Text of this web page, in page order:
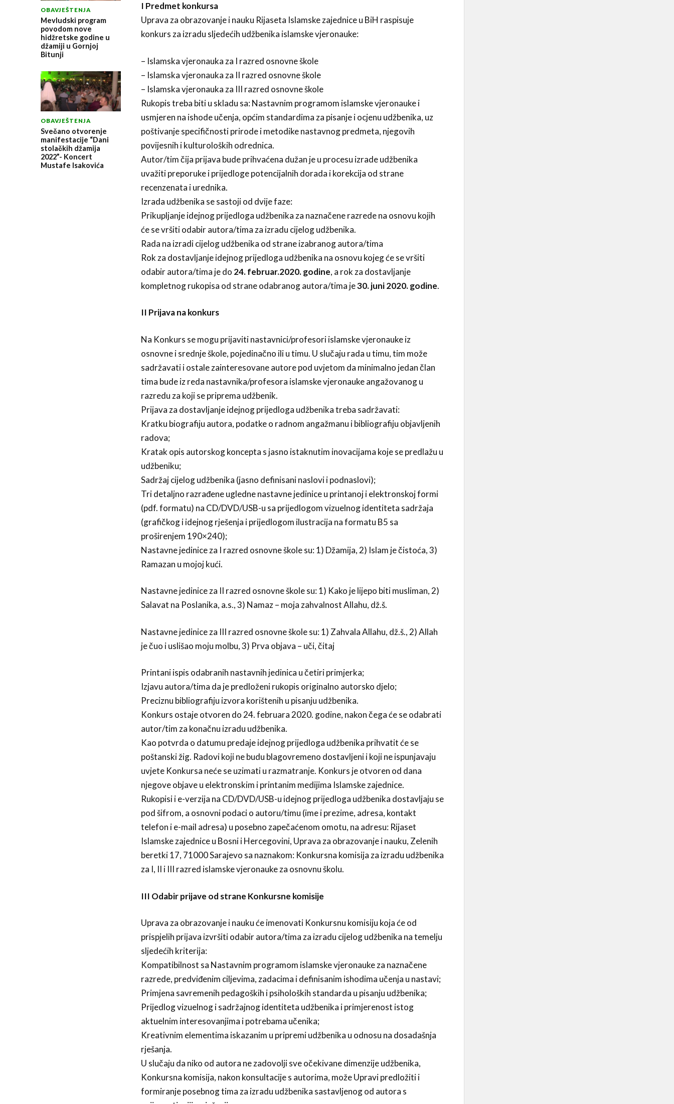
OBAVJEŠTENJA
Mevludski program
povodom nove
hidžretske godine u
džamiji u Gornjoj
Bitunji
OBAVJEŠTENJA
Svečano otvorenje
manifestacije “Dani
stolačkih džamija
2022”- Koncert
Mustafe Isakovića
I Predmet konkursa
Uprava za obrazovanje i nauku Rijaseta Islamske zajednice u BiH raspisuje
konkurs za izradu sljedećih udžbenika islamske vjeronauke:
– Islamska vjeronauka za I razred osnovne škole
– Islamska vjeronauka za II razred osnovne škole
– Islamska vjeronauka za III razred osnovne škole
Rukopis treba biti u skladu sa: Nastavnim programom islamske vjeronauke i
usmjeren na ishode učenja, općim standardima za pisanje i ocjenu udžbenika, uz
poštivanje specifičnosti prirode i metodike nastavnog predmeta, njegovih
povijesnih i kulturoloških odrednica.
Autor/tim čija prijava bude prihvaćena dužan je u procesu izrade udžbenika
uvažiti preporuke i prijedloge potencijalnih dorada i korekcija od strane
recenzenata i urednika.
Izrada udžbenika se sastoji od dvije faze:
Prikupljanje idejnog prijedloga udžbenika za naznačene razrede na osnovu kojih
će se vršiti odabir autora/tima za izradu cijelog udžbenika.
Rada na izradi cijelog udžbenika od strane izabranog autora/tima
Rok za dostavljanje idejnog prijedloga udžbenika na osnovu kojeg će se vršiti
odabir autora/tima je do 24. februar.2020. godine, a rok za dostavljanje
kompletnog rukopisa od strane odabranog autora/tima je30. juni 2020. godine.
II Prijava na konkurs
Na Konkurs se mogu prijaviti nastavnici/profesori islamske vjeronauke iz
osnovne i srednje škole, pojedinačno ili u timu. U slučaju rada u timu, tim može
sadržavati i ostale zainteresovane autore pod uvjetom da minimalno jedan član
tima bude iz reda nastavnika/profesora islamske vjeronauke angažovanog u
razredu za koji se priprema udžbenik.
Prijava za dostavljanje idejnog prijedloga udžbenika treba sadržavati:
Kratku biografiju autora, podatke o radnom angažmanu i bibliografiju objavljenih
radova;
Kratak opis autorskog koncepta s jasno istaknutim inovacijama koje se predlažu u
udžbeniku;
Sadržaj cijelog udžbenika (jasno definisani naslovi i podnaslovi);
Tri detaljno razrađene ugledne nastavne jedinice u printanoj i elektronskoj formi
(pdf. formatu) na CD/DVD/USB-u sa prijedlogom vizuelnog identiteta sadržaja
(grafičkog i idejnog rješenja i prijedlogom ilustracija na formatu B5 sa
proširenjem 190×240);
Nastavne jedinice za I razred osnovne škole su: 1) Džamija, 2) Islam je čistoća, 3)
Ramazan u mojoj kući.
Nastavne jedinice za II razred osnovne škole su: 1) Kako je lijepo biti musliman, 2)
Salavat na Poslanika, a.s., 3) Namaz – moja zahvalnost Allahu, dž.š.
Nastavne jedinice za III razred osnovne škole su: 1) Zahvala Allahu, dž.š., 2) Allah
je čuo i uslišao moju molbu, 3) Prva objava – uči, čitaj
Printani ispis odabranih nastavnih jedinica u četiri primjerka;
Izjavu autora/tima da je predloženi rukopis originalno autorsko djelo;
Preciznu bibliografiju izvora korištenih u pisanju udžbenika.
Konkurs ostaje otvoren do 24. februara 2020. godine, nakon čega će se odabrati
autor/tim za konačnu izradu udžbenika.
Kao potvrda o datumu predaje idejnog prijedloga udžbenika prihvatit će se
poštanski žig. Radovi koji ne budu blagovremeno dostavljeni i koji ne ispunjavaju
uvjete Konkursa neće se uzimati u razmatranje. Konkurs je otvoren od dana
njegove objave u elektronskim i printanim medijima Islamske zajednice.
Rukopisi i e-verzija na CD/DVD/USB-u idejnog prijedloga udžbenika dostavljaju se
pod šifrom, a osnovni podaci o autoru/timu (ime i prezime, adresa, kontakt
telefon i e-mail adresa) u posebno zapečaćenom omotu, na adresu: Rijaset
Islamske zajednice u Bosni i Hercegovini, Uprava za obrazovanje i nauku, Zelenih
beretki 17, 71000 Sarajevo sa naznakom: Konkursna komisija za izradu udžbenika
za I, II i III razred islamske vjeronauke za osnovnu školu.
III Odabir prijave od strane Konkursne komisije
Uprava za obrazovanje i nauku će imenovati Konkursnu komisiju koja će od
prispjelih prijava izvršiti odabir autora/tima za izradu cijelog udžbenika na temelju
sljedećih kriterija:
Kompatibilnost sa Nastavnim programom islamske vjeronauke za naznačene
razrede, predviđenim ciljevima, zadacima i definisanim ishodima učenja u nastavi;
Primjena savremenih pedagoških i psiholoških standarda u pisanju udžbenika;
Prijedlog vizuelnog i sadržajnog identiteta udžbenika i primjerenost istog
aktuelnim interesovanjima i potrebama učenika;
Kreativnim elementima iskazanim u pripremi udžbenika u odnosu na dosadašnja
rješanja.
U slučaju da niko od autora ne zadovolji sve očekivane dimenzije udžbenika,
Konkursna komisija, nakon konsultacije s autorima, može Upravi predložiti i
formiranje posebnog tima za izradu udžbenika sastavljenog od autora s